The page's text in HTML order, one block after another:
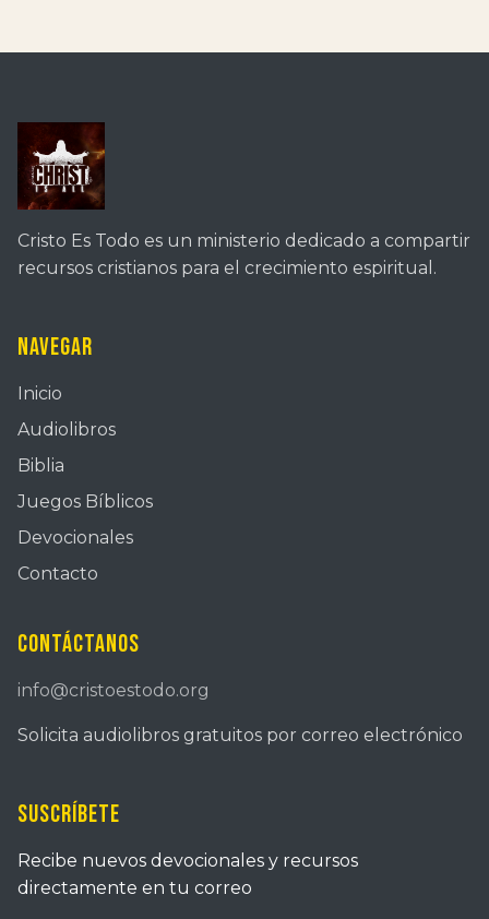
Cristo Es Todo es un ministerio dedicado a compartir
recursos cristianos para el crecimiento espiritual.
Navegar
Inicio
Audiolibros
Biblia
Juegos Bíblicos
Devocionales
Contacto
Contáctanos
info@cristoestodo.org
Solicita audiolibros gratuitos por correo electrónico
Suscríbete
Recibe nuevos devocionales y recursos
directamente en tu correo